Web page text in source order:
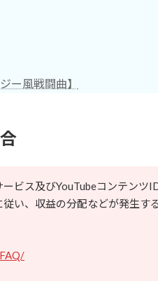
ー風戦闘曲】
ビス及びYouTubeコンテンツ
い、収益の分配などが発生す